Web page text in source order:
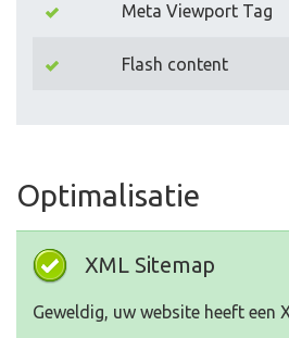
Meta Viewport Tag
Flash content
Optimalisatie
XML Sitemap
Geweldig, uw website heeft een